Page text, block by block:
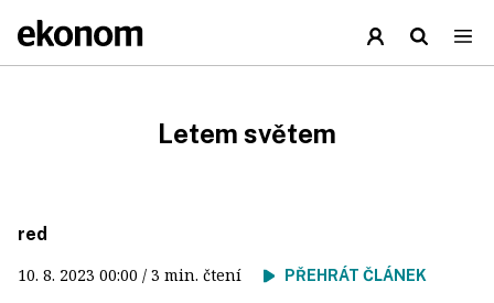
Letem světem
red
10. 8. 2023 00:00 / 3 min. čtení PŘEHRÁT ČLÁNEK